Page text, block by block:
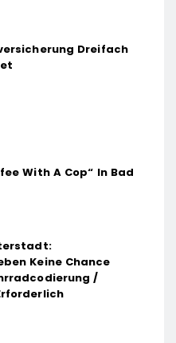
Dreifach
With A Cop“ In Bad
Keine Chance
/